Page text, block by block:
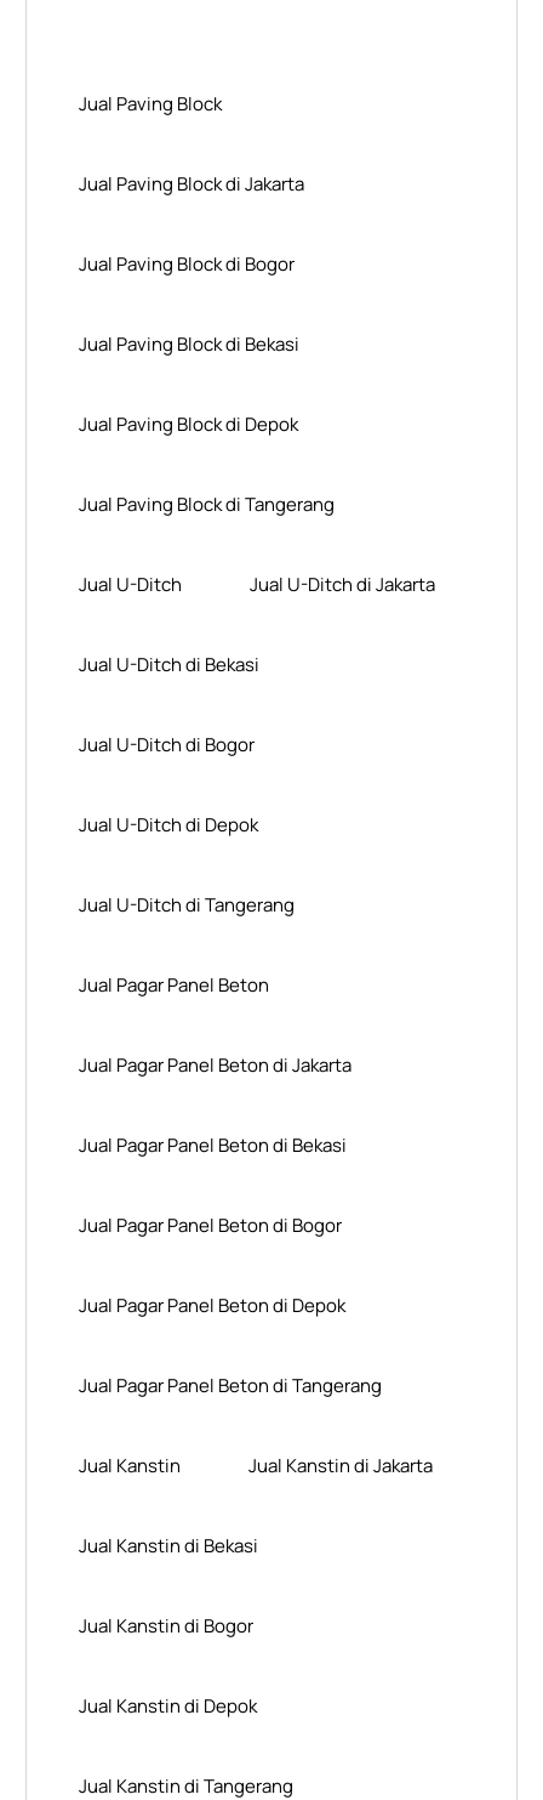
Jual Paving Block
Jual Paving Block di Jakarta
Jual Paving Block di Bogor
Jual Paving Block di Bekasi
Jual Paving Block di Depok
Jual Paving Block di Tangerang
Jual U-Ditch Jual U-Ditch di Jakarta
Jual U-Ditch di Bekasi
Jual U-Ditch di Bogor
Jual U-Ditch di Depok
Jual U-Ditch di Tangerang
Jual Pagar Panel Beton
Jual Pagar Panel Beton di Jakarta
Jual Pagar Panel Beton di Bekasi
Jual Pagar Panel Beton di Bogor
Jual Pagar Panel Beton di Depok
Jual Pagar Panel Beton di Tangerang
Jual Kanstin Jual Kanstin di Jakarta
Jual Kanstin di Bekasi
Jual Kanstin di Bogor
Jual Kanstin di Depok
Jual Kanstin di Tangerang